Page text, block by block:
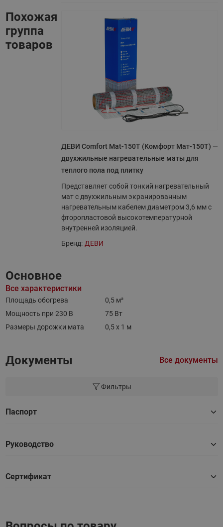
Похожая
группа
товаров
ДЕВИ Comfort Mat-150T (Комфорт Мат-150Т) —
двухжильные нагревательные маты для
теплого пола под плитку
Представляет собой тонкий нагревательный
мат с двухжильным экранированным
нагревательным кабелем диаметром 3,6 мм с
фторопластовой высокотемпературной
внутренней изоляцией.
Бренд: ДЕВИ
Основное
Все характеристики
Площадь обогрева
0,5 м²
Мощность при 230 В
75 Вт
Размеры дорожки мата
0,5 х 1 м
Документы Все документы
Фильтры
Паспорт
Руководство
Сертификат